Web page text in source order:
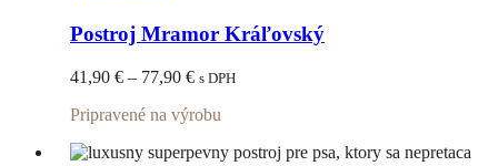
má
viacero
variantov.
Možnosti
môžete
vybrať
Postroj Mramor Kráľovský
41,90 € – 77,90 €Price
41,90 €
77,90 €
s DPH
Pripravené na výrobu